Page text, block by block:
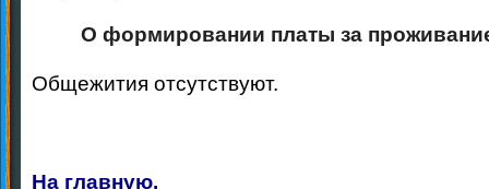
О формировании платы за
Общежития отсутствуют.
На главную.